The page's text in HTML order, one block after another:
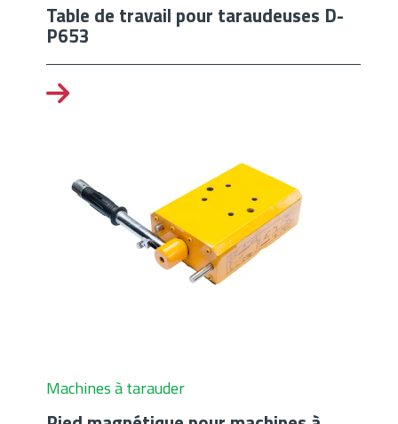
Table de travail pour taraudeuses D-
P653
Machines à tarauder